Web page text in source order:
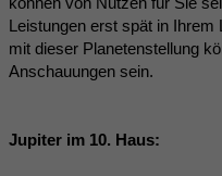
Leistungen erst spät in
mit dieser Planetenstellung
Anschauungen sein.
Jupiter im 10. Haus: